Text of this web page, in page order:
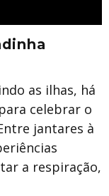
as ilhas, há
celebrar o
jantares à
a respiração,